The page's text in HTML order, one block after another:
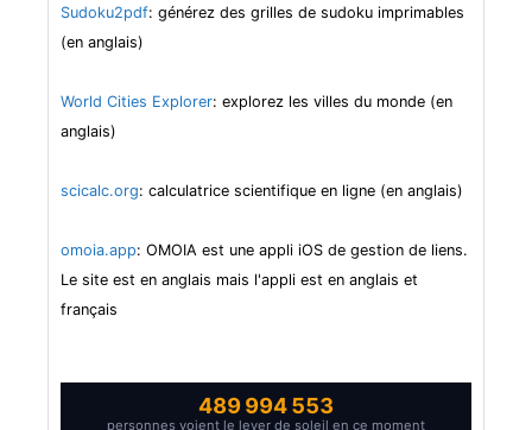
Sudoku2pdf: générez des grilles de sudoku imprimables
(en anglais)
World Cities Explorer: explorez les villes du monde (en
anglais)
scicalc.org: calculatrice scientifique en ligne (en anglais)
omoia.app: OMOIA est une appli iOS de gestion de liens.
Le site est en anglais mais l'appli est en anglais et
français